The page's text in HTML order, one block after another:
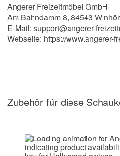
Angerer Freizeitmöbel GmbH
Am Bahndamm 8, 84543
E-Mail: support@angerer-
Webseite: https://www.angerer-
Zubehör für diese